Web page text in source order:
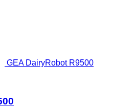
GEA DairyRobot R9500